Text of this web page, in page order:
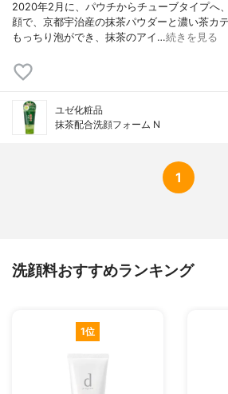
2020年2月に、パウチからチューブタイプへ
顔で、京都宇治産の抹茶パウダーと濃い茶カ
もっちり泡ができ、抹茶のアイ…続きを見る
ユゼ化粧品
抹茶配合洗顔フォーム N
1
洗顔料おすすめランキング
1位